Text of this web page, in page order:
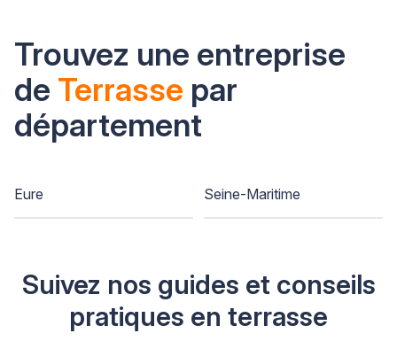
Trouvez une entreprise
de Terrasse par
département
Eure Seine-Maritime
Suivez nos guides et conseils
pratiques en terrasse